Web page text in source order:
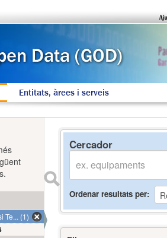
Entitats, àrees i serveis
Cercador
Ordenar resultats per
Te... (1)